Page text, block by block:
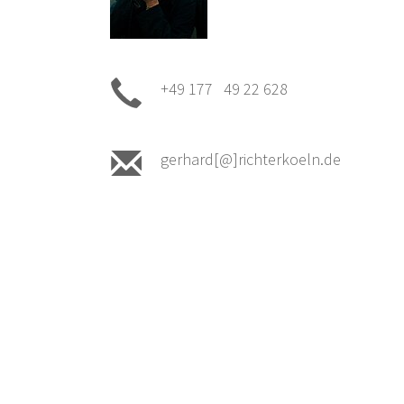
+49 177 49 22 628
gerhard[@]richterkoeln.de